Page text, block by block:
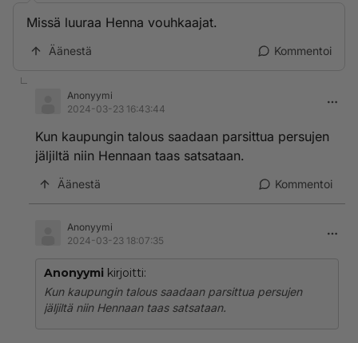
Missä luuraa Henna vouhkaajat.
Äänestä Kommentoi
Anonyymi
2024-03-23 16:43:44
Kun kaupungin talous saadaan parsittua persujen
jäljiltä niin Hennaan taas satsataan.
Äänestä Kommentoi
Anonyymi
2024-03-23 18:07:35
Anonyymi kirjoitti:
Kun kaupungin talous saadaan parsittua persujen
jäljiltä niin Hennaan taas satsataan.